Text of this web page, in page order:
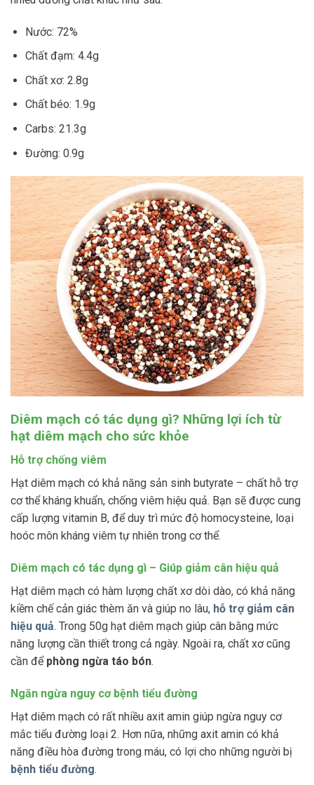
Nước: 72%
Chất đạm: 4.4g
Chất xơ: 2.8g
Chất béo: 1.9g
Carbs: 21.3g
Đường: 0.9g
Diêm mạch có tác dụng gì? Những lợi ích từ
hạt diêm mạch cho sức khỏe
Hỗ trợ chống viêm
Hạt diêm mạch có khả năng sản sinh butyrate – chất hỗ trợ
cơ thể kháng khuẩn, chống viêm hiệu quả. Bạn sẽ được cung
cấp lượng vitamin B, để duy trì mức độ homocysteine, loại
hoóc môn kháng viêm tự nhiên trong cơ thể.
Diêm mạch có tác dụng gì – Giúp giảm cân hiệu quả
Hạt diêm mạch có hàm lượng chất xơ dòi dào, có khả năng
kiềm chế cản giác thèm ăn và giúp no lâu, hỗ trợ giảm cân
hiệu quả. Trong 50g hạt diêm mạch giúp cân bằng mức
năng lượng cần thiết trong cả ngày. Ngoài ra, chất xơ cũng
cần để phòng ngừa táo bón.
Ngăn ngừa nguy cơ bệnh tiểu đường
Hạt diêm mạch có rất nhiều axit amin giúp ngừa nguy cơ
mắc tiểu đường loại 2. Hơn nữa, những axit amin có khả
năng điều hòa đường trong máu, có lợi cho những người bị
bệnh tiểu đường.